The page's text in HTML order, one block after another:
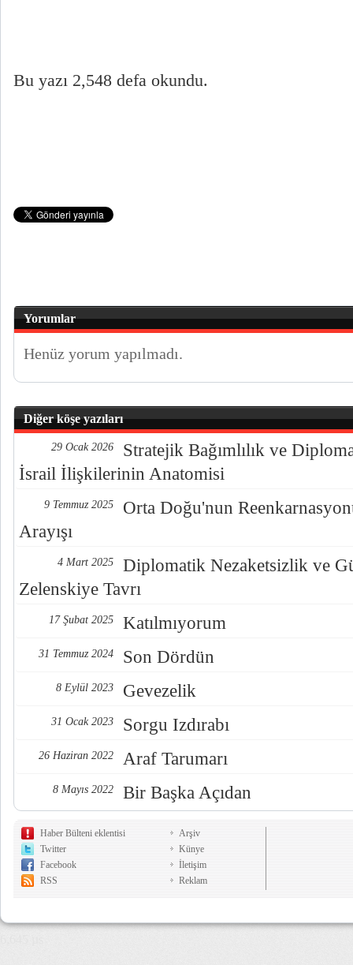
Bu yazı 2,548 defa okundu.
Yorumlar
Henüz yorum yapılmadı.
Diğer köşe yazıları
29 Ocak 2026
Stratejik Bağımlılık ve
İsrail İlişkilerinin Anatomisi
9 Temmuz 2025
Orta Doğu'nun
Arayışı
4 Mart 2025
Diplomatik Nezaketsizlik ve
Zelenskiye Tavrı
17 Şubat 2025 Katılmıyorum
31 Temmuz 2024 Son Dördün
8 Eylül 2023 Gevezelik
31 Ocak 2023 Sorgu Izdırabı
26 Haziran 2022 Araf Tarumarı
8 Mayıs 2022 Bir Başka Açıdan
Haber Bülteni eklentisi
Twitter
Facebook
RSS
Arşiv
Künye
İletişim
Reklam